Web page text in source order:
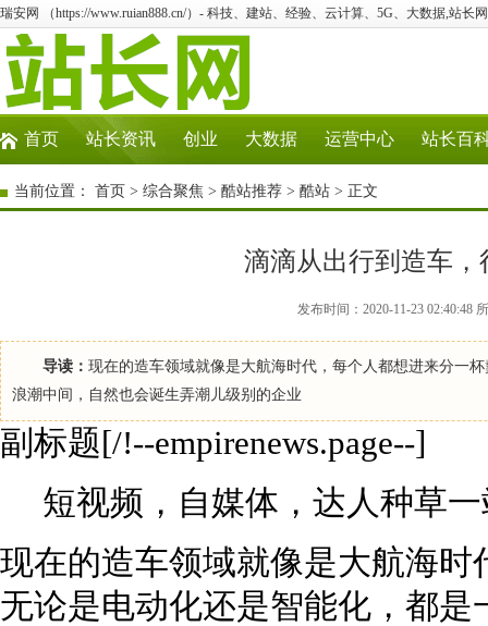
瑞安网 （https://www.ruian888.cn/）- 科技、建站、经验、云计算、5G、大数据,站长
首页 站长资讯 创业 大数据 运营中心 站长百
当前位置： 首页 > 综合聚焦 > 酷站推荐 > 酷站 > 正文
滴滴从出行到造车
发布时间：2020-11-23 02:40:48
导读： 现在的造车领域就像是大航海时代，每个人都想进来分一
浪潮中间，自然也会诞生弄潮儿级别的企业
副标题[/!--empirenews.page--]
短视频，自媒体，达人种草一
现在的造车领域就像是大航海
无论是电动化还是智能化，都